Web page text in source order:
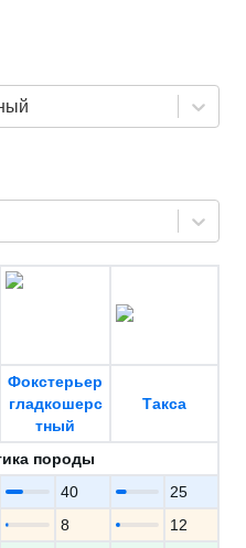
Фокстерьер
гладкошерс
тный
Такса
породы
40
25
8
12